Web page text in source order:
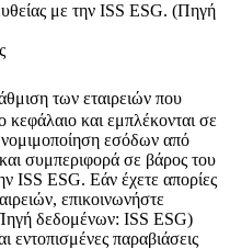
με την ISS ESG. (Πηγή
των εταιρειών που
κεφάλαιο και εμπλέκονται σε
εσόδων από
συμπεριφορά σε βάρος του
ISS ESG. Εάν έχετε απορίες
επικοινωνήστε
δεδομένων: ISS ESG)
εντοπισμένες παραβιάσεις